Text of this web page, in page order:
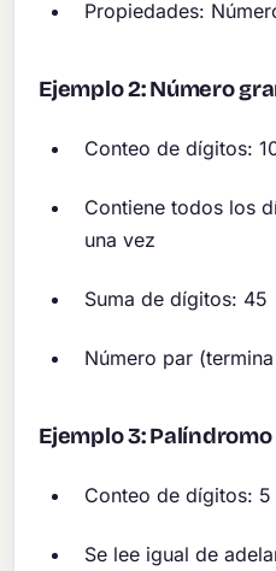
Propiedades:
Ejemplo 2: Número
Conteo de dígitos:
Contiene todos los
una vez
Suma de dígitos: 45
Número par
Ejemplo 3: Palíndromo
Conteo de dígitos: 5
Se lee igual de